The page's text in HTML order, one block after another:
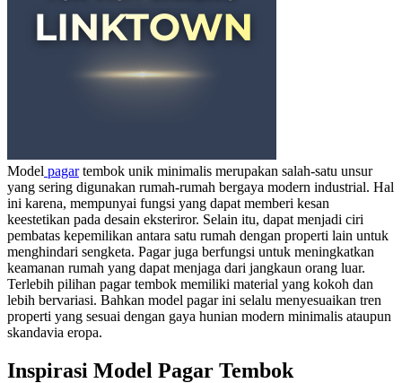
Model pagartembok unik minimalis merupakan salah-satu unsur
yang sering digunakan rumah-rumah bergaya modern industrial. Hal
ini karena, mempunyai fungsi yang dapat memberi kesan
keestetikan pada desain eksteriror. Selain itu, dapat menjadi ciri
pembatas kepemilikan antara satu rumah dengan properti lain untuk
menghindari sengketa. Pagar juga berfungsi untuk meningkatkan
keamanan rumah yang dapat menjaga dari jangkaun orang luar.
Terlebih pilihan pagar tembok memiliki material yang kokoh dan
lebih bervariasi. Bahkan model pagar ini selalu menyesuaikan tren
properti yang sesuai dengan gaya hunian modern minimalis ataupun
skandavia eropa.
Inspirasi Model Pagar Tembok